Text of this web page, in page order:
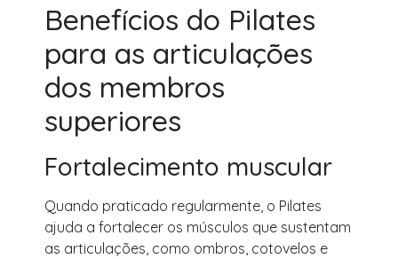
Benefícios do Pilates
para as articulações
dos membros
superiores
Fortalecimento muscular
Quando praticado regularmente, o Pilates
ajuda a fortalecer os músculos que sustentam
as articulações, como ombros, cotovelos e